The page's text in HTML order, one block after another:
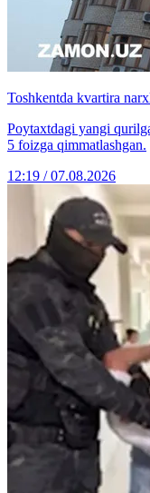
Toshkentda kvartira
Poytaxtdagi yangi
5 foizga qimmatlashgan.
12:19 / 07.08.2026